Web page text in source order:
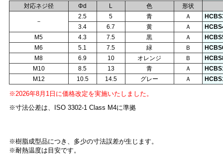
対応ネジ径 Φd L 色 形状
－
2.5 5 青 Ａ
3.4
6.7 黄 Ａ
M5
4.3 7.5 黒 Ａ
M6
5.1 7.5 緑 Ｂ
M8
6.9 10 オレンジ Ｂ
M10
8.5 13 青 Ａ
M12
10.5 14.5 グレー Ａ
※2026年8月1日に価格改定を実施いたしました。
※寸法公差は、ISO 3302-1 Class M4に準拠
※樹脂成型品につき、多少の寸法誤差が生じます。
※耐熱温度は目安です。